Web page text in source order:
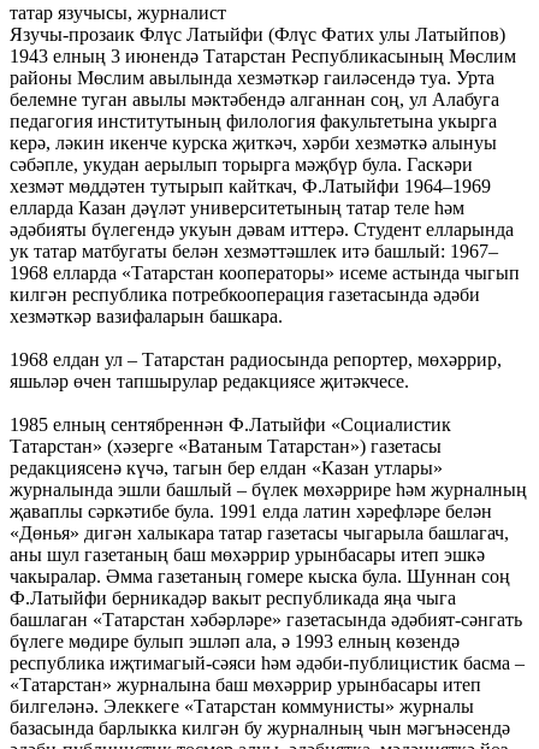
татар язучысы, журналист
Язучы-прозаик Флүс Латыйфи (Флүс Фатих улы Латыйпов)
1943 елның 3 июнендә Татарстан Республикасының Мөслим
районы Мөслим авылында хезмәткәр гаиләсендә туа. Урта
белемне туган авылы мәктәбендә алганнан соң, ул Алабуга
педагогия институтының филология факультетына укырга
керә, ләкин икенче курска җиткәч, хәрби хезмәткә алынуы
сәбәпле, укудан аерылып торырга мәҗбүр була. Гаскәри
хезмәт мөддәтен тутырып кайткач, Ф.Латыйфи 1964–1969
елларда Казан дәүләт университетының татар теле һәм
әдәбияты бүлегендә укуын дәвам иттерә. Студент елларында
ук татар матбугаты белән хезмәттәшлек итә башлый: 1967–
1968 елларда «Татарстан кооператоры» исеме астында чыгып
килгән республика потребкооперация газетасында әдәби
хезмәткәр вазифаларын башкара.
1968 елдан ул – Татарстан радиосында репортер, мөхәррир,
яшьләр өчен тапшырулар редакциясе җитәкчесе.
1985 елның сентябреннән Ф.Латыйфи «Социалистик
Татарстан» (хәзерге «Ватаным Татарстан») газетасы
редакциясенә күчә, тагын бер елдан «Казан утлары»
журналында эшли башлый – бүлек мөхәррире һәм журналның
җаваплы сәркәтибе була. 1991 елда латин хәрефләре белән
«Дөнья» дигән халыкара татар газетасы чыгарыла башлагач,
аны шул газетаның баш мөхәррир урынбасары итеп эшкә
чакыралар. Әмма газетаның гомере кыска була. Шуннан соң
Ф.Латыйфи берникадәр вакыт республикада яңа чыга
башлаган «Татарстан хәбәрләре» газетасында әдәбият-сәнгать
бүлеге мөдире булып эшләп ала, ә 1993 елның көзендә
республика иҗтимагый-сәяси һәм әдәби-публицистик басма –
«Татарстан» журналына баш мөхәррир урынбасары итеп
билгеләнә. Элеккеге «Татарстан коммунисты» журналы
базасында барлыкка килгән бу журналның чын мәгънәсендә